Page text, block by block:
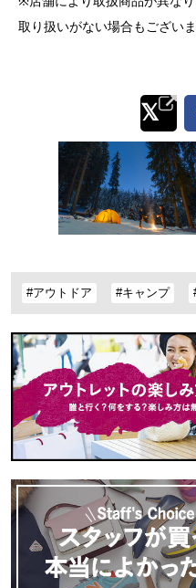
取り扱いがない場合もござい
#アウトドア #キャンプ